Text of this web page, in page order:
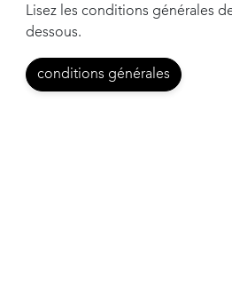
Lisez les conditions générales
dessous.
conditions générales